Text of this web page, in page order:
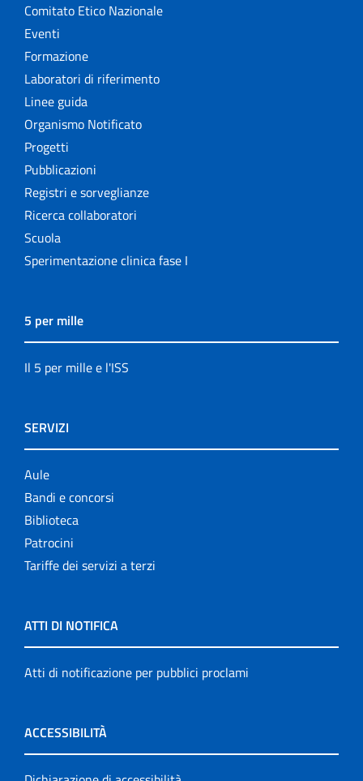
Comitato Etico Nazionale
Eventi
Formazione
Laboratori di riferimento
Linee guida
Organismo Notificato
Progetti
Pubblicazioni
Registri e sorveglianze
Ricerca collaboratori
Scuola
Sperimentazione clinica fase I
5 per mille
Il 5 per mille e l'ISS
SERVIZI
Aule
Bandi e concorsi
Biblioteca
Patrocini
Tariffe dei servizi a terzi
ATTI DI NOTIFICA
Atti di notificazione per pubblici proclami
ACCESSIBILITÀ